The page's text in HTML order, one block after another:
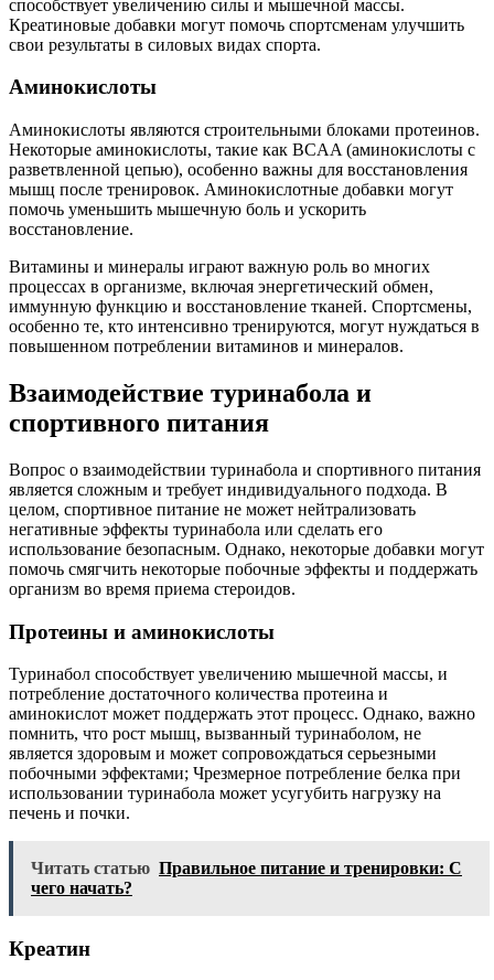
способствует увеличению силы и мышечной массы.
Креатиновые добавки могут помочь спортсменам улучшить
свои результаты в силовых видах спорта.
Аминокислоты
Аминокислоты являются строительными блоками протеинов.
Некоторые аминокислоты, такие как BCAA (аминокислоты с
разветвленной цепью), особенно важны для восстановления
мышц после тренировок. Аминокислотные добавки могут
помочь уменьшить мышечную боль и ускорить
восстановление.
Витамины и минералы играют важную роль во многих
процессах в организме, включая энергетический обмен,
иммунную функцию и восстановление тканей. Спортсмены,
особенно те, кто интенсивно тренируются, могут нуждаться в
повышенном потреблении витаминов и минералов.
Взаимодействие туринабола и
спортивного питания
Вопрос о взаимодействии туринабола и спортивного питания
является сложным и требует индивидуального подхода. В
целом, спортивное питание не может нейтрализовать
негативные эффекты туринабола или сделать его
использование безопасным. Однако, некоторые добавки могут
помочь смягчить некоторые побочные эффекты и поддержать
организм во время приема стероидов.
Протеины и аминокислоты
Туринабол способствует увеличению мышечной массы, и
потребление достаточного количества протеина и
аминокислот может поддержать этот процесс. Однако, важно
помнить, что рост мышц, вызванный туринаболом, не
является здоровым и может сопровождаться серьезными
побочными эффектами; Чрезмерное потребление белка при
использовании туринабола может усугубить нагрузку на
печень и почки.
Читать статью Правильное питание и тренировки: С
чего начать?
Креатин